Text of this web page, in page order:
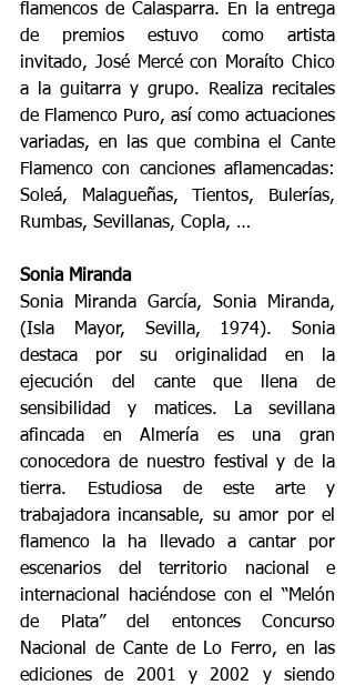
flamencos de Calasparra. En la entrega
de premios estuvo como artista
invitado, José Mercé con Moraíto Chico
a la guitarra y grupo. Realiza recitales
de Flamenco Puro, así como actuaciones
variadas, en las que combina el Cante
Flamenco con canciones aflamencadas:
Soleá, Malagueñas, Tientos, Bulerías,
Rumbas, Sevillanas, Copla, …
Sonia Miranda
Sonia Miranda García, Sonia Miranda,
(Isla Mayor, Sevilla, 1974). Sonia
destaca por su originalidad en la
ejecución del cante que llena de
sensibilidad y matices. La sevillana
afincada en Almería es una gran
conocedora de nuestro festival y de la
tierra. Estudiosa de este arte y
trabajadora incansable, su amor por el
flamenco la ha llevado a cantar por
escenarios del territorio nacional e
internacional haciéndose con el “Melón
de Plata” del entonces Concurso
Nacional de Cante de Lo Ferro, en las
ediciones de 2001 y 2002 y siendo